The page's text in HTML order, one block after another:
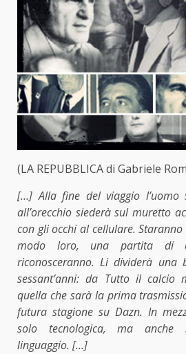
(LA REPUBBLICA di Gabriele
[…] Alla fine del viaggio
all’orecchio siederà sul muretto
con gli occhi al cellulare.
modo loro, una partita di
riconosceranno. Li dividerà una
sessant’anni: da Tutto il
quella che sarà la prima
futura stagione su Dazn. In
solo tecnologica, ma anche
linguaggio. […]